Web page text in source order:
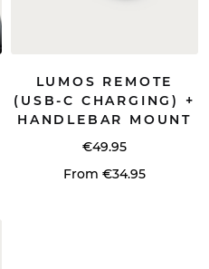
LUMOS REMOTE
(USB-C CHARGING) +
HANDLEBAR MOUNT
€49.95
From €34.95